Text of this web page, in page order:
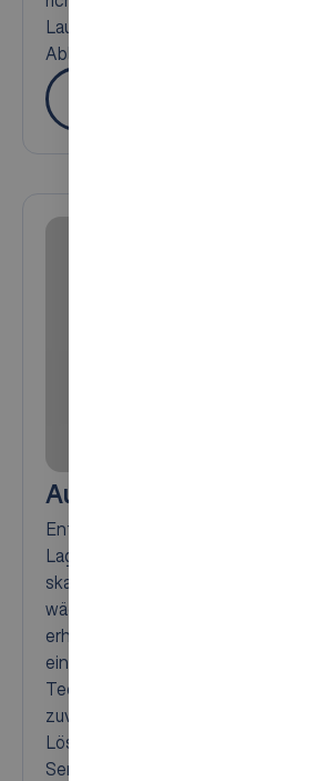
Laufwegen und einem
Ablauf.
AutoStore-Roboter
Entdecken Sie, wie AutoStore Ihr
Lagerdichte, schneller
skalierbarer Automatisierung, die
wächst, auf Erfolg trimmen kann.
erhalten Sie mehr als nur ein
eine maßgeschneiderte
Technologie, Software und
zuverlässigen Ablauf einbindet.
Lösungsdesign und der Integration
Service, der Tag und Nacht für